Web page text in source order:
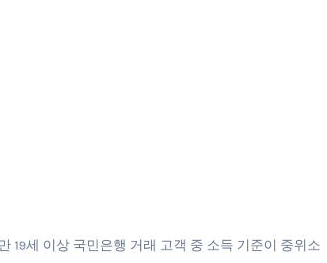
19세 이상 국민은행 거래 고객 중 소득 기준이 중위소